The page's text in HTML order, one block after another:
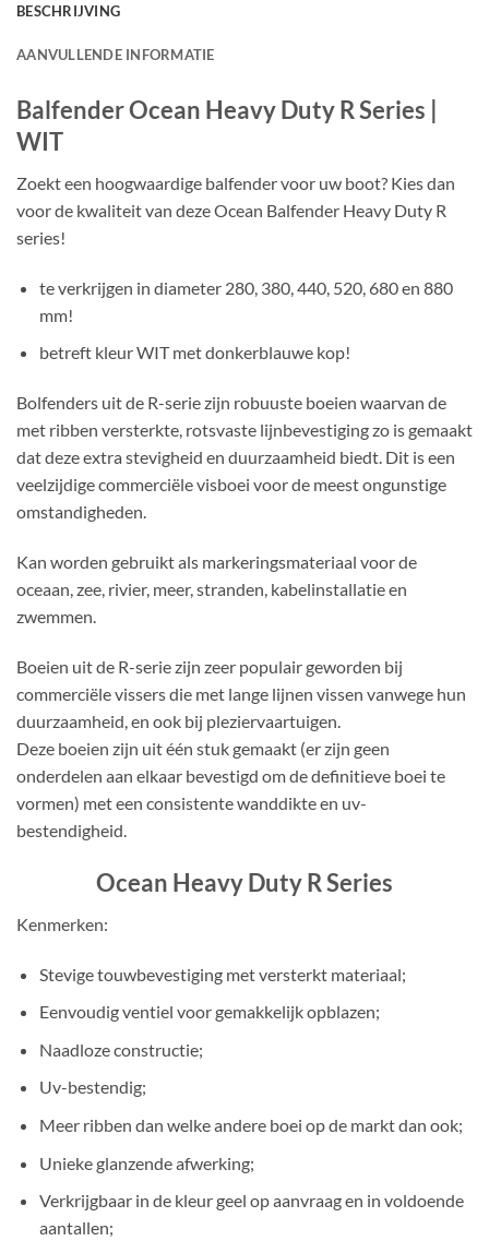
BESCHRIJVING
AANVULLENDE INFORMATIE
Balfender Ocean Heavy Duty R Series |
WIT
Zoekt een hoogwaardige balfender voor uw boot? Kies dan
voor de kwaliteit van deze Ocean Balfender Heavy Duty R
series!
te verkrijgen in diameter 280, 380, 440, 520, 680 en 880
mm!
betreft kleur WIT met donkerblauwe kop!
Bolfenders uit de R-serie zijn robuuste boeien waarvan de
met ribben versterkte, rotsvaste lijnbevestiging zo is gemaakt
dat deze extra stevigheid en duurzaamheid biedt. Dit is een
veelzijdige commerciële visboei voor de meest ongunstige
omstandigheden.
Kan worden gebruikt als markeringsmateriaal voor de
oceaan, zee, rivier, meer, stranden, kabelinstallatie en
zwemmen.
Boeien uit de R-serie zijn zeer populair geworden bij
commerciële vissers die met lange lijnen vissen vanwege hun
duurzaamheid, en ook bij pleziervaartuigen.
Deze boeien zijn uit één stuk gemaakt (er zijn geen
onderdelen aan elkaar bevestigd om de definitieve boei te
vormen) met een consistente wanddikte en uv-
bestendigheid.
Ocean Heavy Duty R Series
Kenmerken:
Stevige touwbevestiging met versterkt materiaal;
Eenvoudig ventiel voor gemakkelijk opblazen;
Naadloze constructie;
Uv-bestendig;
Meer ribben dan welke andere boei op de markt dan ook;
Unieke glanzende afwerking;
Verkrijgbaar in de kleur geel op aanvraag en in voldoende
aantallen;